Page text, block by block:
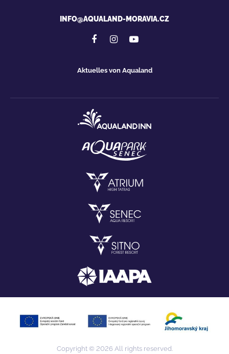
INFO@AQUALAND-MORAVIA.CZ
Aktuelles von Aqualand
Copyright © 2026 All rights reserved.